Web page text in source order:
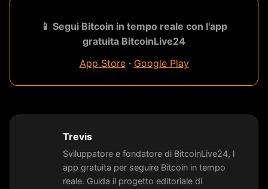
📱 Segui Bitcoin in tempo reale con l'app
gratuita BitcoinLive24
App Store· Google Play
Trevis
Sviluppatore e fondatore di BitcoinLive24, l
app gratuita per seguire Bitcoin in tempo
reale. Guida il progetto editoriale di